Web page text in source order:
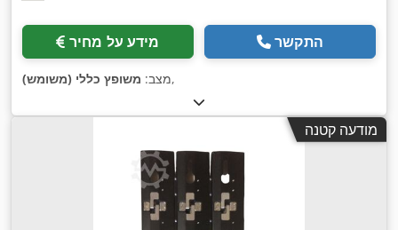
מידע על מחיר התקשר
מצב: משופץ כללי (משומש) ,
מודעה קטנה